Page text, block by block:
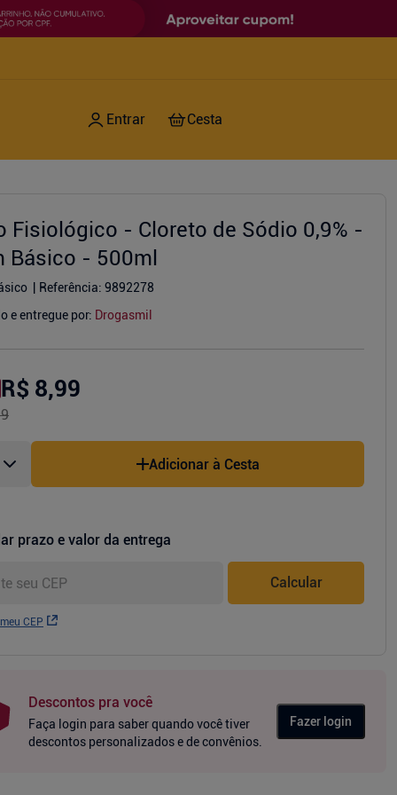
Fisiológico - Cloreto de Sódio 0,9% -
Básico - 500ml
Referência: 9892278
e entregue por: Drogasmil
R$ 8,99
Adicionar à Cesta
prazo e valor da entrega
CEP
Calcular
Descontos pra você
Faça login para saber quando você tiver
descontos personalizados e de convênios.
Fazer login